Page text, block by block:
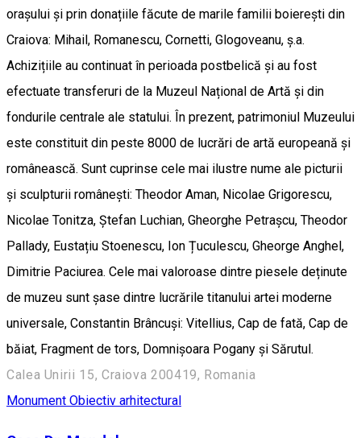
orașului și prin donațiile făcute de marile familii boierești din
Craiova: Mihail, Romanescu, Cornetti, Glogoveanu, ș.a.
Achizițiile au continuat în perioada postbelică și au fost
efectuate transferuri de la Muzeul Național de Artă și din
fondurile centrale ale statului. În prezent, patrimoniul Muzeului
este constituit din peste 8000 de lucrări de artă europeană și
românească. Sunt cuprinse cele mai ilustre nume ale picturii
și sculpturii românești: Theodor Aman, Nicolae Grigorescu,
Nicolae Tonitza, Ștefan Luchian, Gheorghe Petrașcu, Theodor
Pallady, Eustațiu Stoenescu, Ion Țuculescu, Gheorge Anghel,
Dimitrie Paciurea. Cele mai valoroase dintre piesele deținute
de muzeu sunt șase dintre lucrările titanului artei moderne
universale, Constantin Brâncuși: Vitellius, Cap de fată, Cap de
băiat, Fragment de tors, Domnișoara Pogany și Sărutul.
Calea Unirii 15, Craiova 200419, Romania
Monument Obiectiv arhitectural